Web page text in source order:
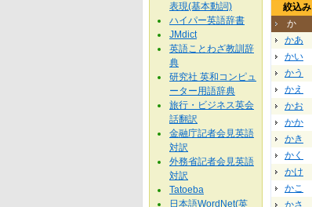
絞込み
か
かあ
かい
かう
かえ
かお
かか
かき
かく
かけ
かこ
かさ
表現(基本動詞)
ハイパー英語辞書
JMdict
英語ことわざ教訓辞
典
研究社 英和コンピュ
ーター用語辞典
旅行・ビジネス英会
話翻訳
金融庁記者会見英語
対訳
外務省記者会見英語
対訳
Tatoeba
日本語WordNet(英